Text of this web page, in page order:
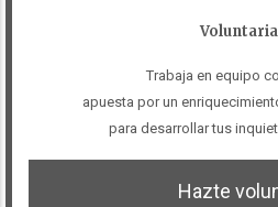
Trabaja en equipo
apuesta por un
para desarrollar tus
Hazte